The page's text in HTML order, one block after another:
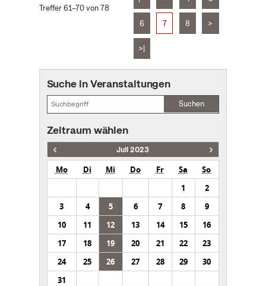
Treffer 61–70 von 78
6 7 8 >
>|
Suche in Veranstaltungen
Suchen
Zeitraum wählen
Juli 2023
Mo Di Mi Do Fr Sa
So
1
2
3
4 5 6 7 8
9
10
11 12 13 14 15
16
17
18 19 20 21 22
23
24
25 26 27 28 29
30
31